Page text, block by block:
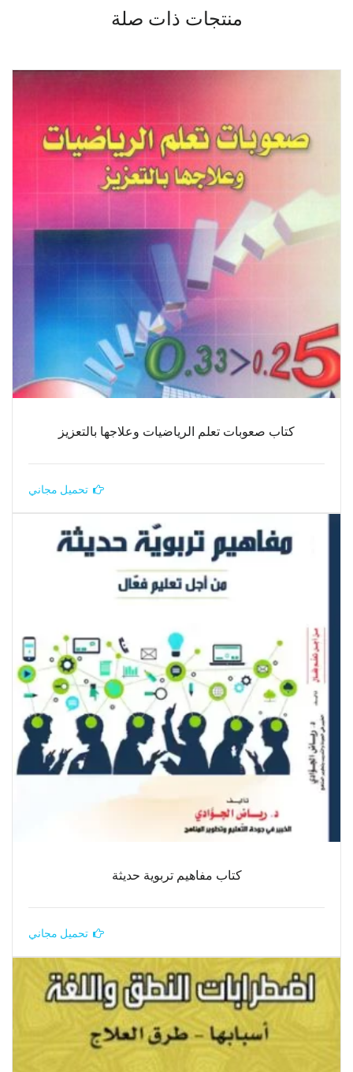
منتجات ذات صلة
كتاب صعوبات تعلم الرياضيات وعلاجها بالتعزيز
تحميل مجاني
كتاب مفاهيم تربوية حديثة
تحميل مجاني